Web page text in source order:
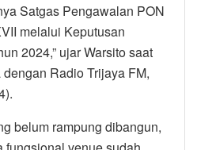
Satgas Pengawalan PON
melalui Keputusan
2024,” ujar Warsito saat
Radio Trijaya FM,
belum rampung dibangun,